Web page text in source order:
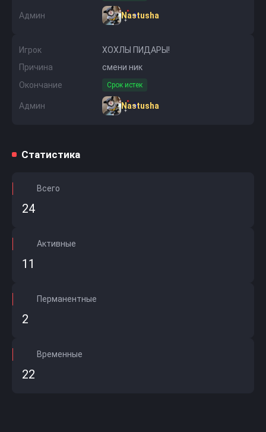
Админ Nastusha
Игрок
ХОХЛЫ ПИДАРЫ!
Причина
смени ник
Окончание
Срок истек
Админ Nastusha
Статистика
Всего
24
Активные
11
Перманентные
2
Временные
22